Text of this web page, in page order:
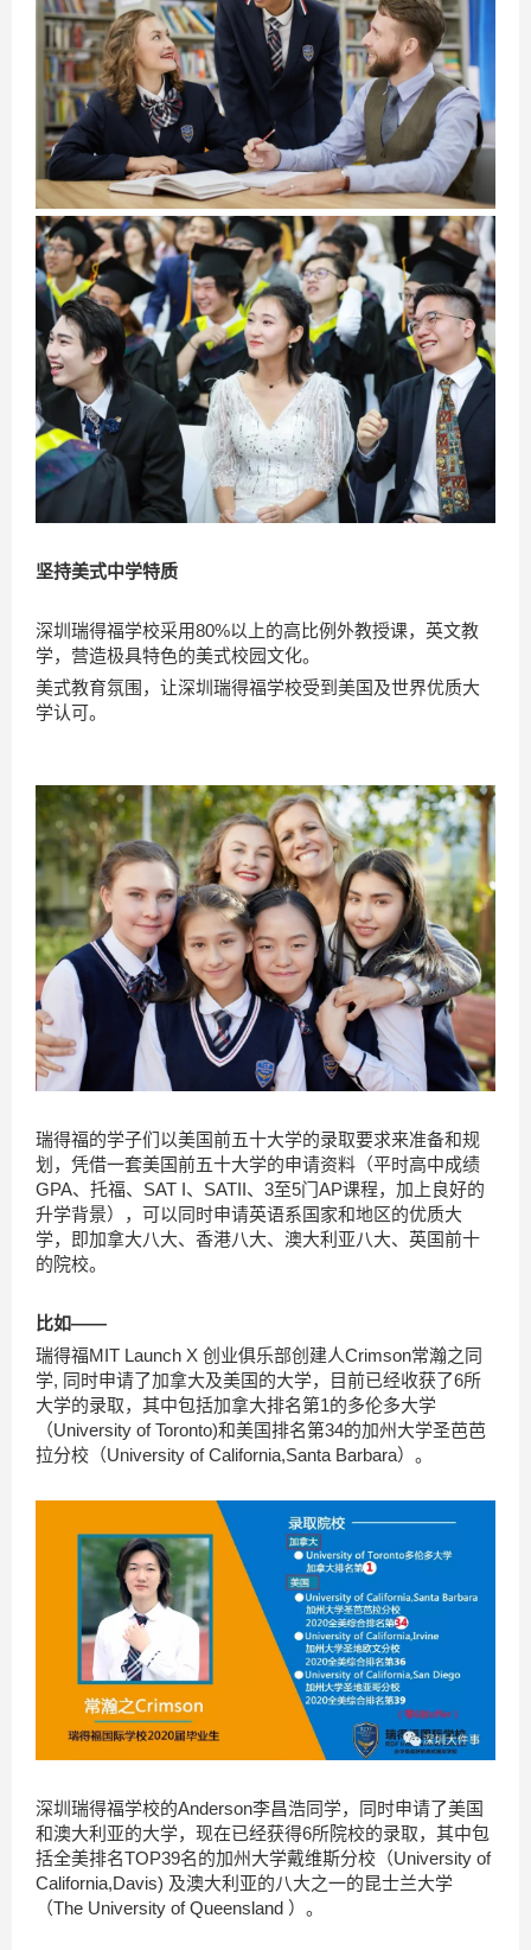
坚持美式中学特质
深圳瑞得福学校采用80%以上的高比例外教授课，英文教
学，营造极具特色的美式校园文化。
美式教育氛围，让深圳瑞得福学校受到美国及世界优质大
学认可。
瑞得福的学子们以美国前五十大学的录取要求来准备和规
划，凭借一套美国前五十大学的申请资料（平时高中成绩
GPA、托福、SAT I、SATII、3至5门AP课程，加上良好的
升学背景），可以同时申请英语系国家和地区的优质大
学，即加拿大八大、香港八大、澳大利亚八大、英国前十
的院校。
比如——
瑞得福MIT Launch X 创业俱乐部创建人Crimson常瀚之同
学, 同时申请了加拿大及美国的大学，目前已经收获了6所
大学的录取，其中包括加拿大排名第1的多伦多大学
（University of Toronto)和美国排名第34的加州大学圣芭芭
拉分校（University of California,Santa Barbara）。
深圳瑞得福学校的Anderson李昌浩同学，同时申请了美国
和澳大利亚的大学，现在已经获得6所院校的录取，其中包
括全美排名TOP39名的加州大学戴维斯分校（University of
California,Davis) 及澳大利亚的八大之一的昆士兰大学
（The University of Queensland ）。